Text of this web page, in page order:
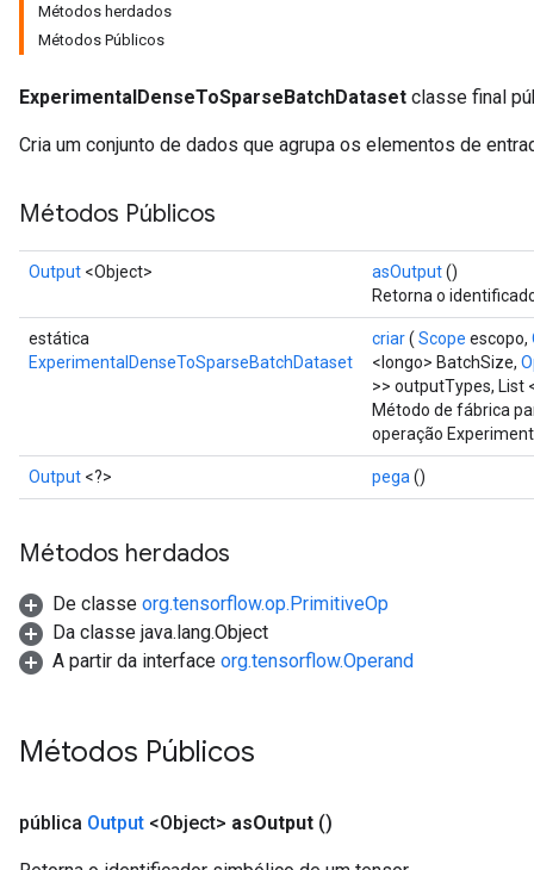
Métodos herdados
Métodos Públicos
ExperimentalDenseToSparseBatchDataset classe final
Cria um conjunto de dados que agrupa os elementos de
Métodos Públicos
Output <Object> asOutput()
Retorna o
estática
ExperimentalDenseToSparseBatchDataset
criar( Scope escopo,
<longo> BatchSize,
>> outputTypes, List
Método de fábrica
operação
Output <?> pega ()
Métodos herdados
De classe org.tensorflow.op.PrimitiveOp
Da classe java.lang.Object
A partir da interface org.tensorflow.Operand
Métodos Públicos
pública Output <Object> asOutput ()